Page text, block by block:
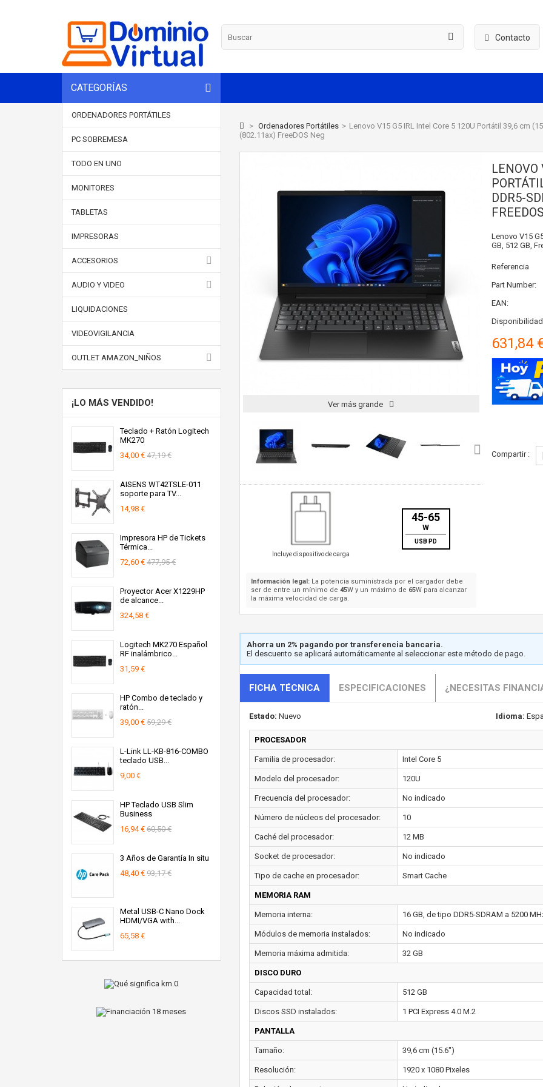
Contacto
CATEGORÍAS
ORDENADORES PORTÁTILES
PC SOBREMESA
TODO EN UNO
MONITORES
TABLETAS
IMPRESORAS
ACCESORIOS
AUDIO Y VIDEO
LIQUIDACIONES
VIDEOVIGILANCIA
OUTLET AMAZON_NIÑOS
¡LO MÁS VENDIDO!
Teclado + Ratón Logitech
MK270
34,00 € 47,19 €
AISENS WT42TSLE-011
soporte para TV...
14,98 €
Impresora HP de Tickets
Térmica...
72,60 € 477,95 €
Proyector Acer X1229HP
de alcance...
324,58 €
Logitech MK270 Español
RF inalámbrico...
31,59 €
HP Combo de teclado y
ratón...
39,00 € 59,29 €
L-Link LL-KB-816-COMBO
teclado USB...
9,00 €
HP Teclado USB Slim
Business
16,94 € 60,50 €
3 Años de Garantía In situ
48,40 € 93,17 €
Metal USB-C Nano Dock
HDMI/VGA with...
65,58 €
> Ordenadores Portátiles > Lenovo V15 G5 IRL Intel Core 5 120U Portátil 39,6 cm
(802.11ax) FreeDOS Neg
Ver más grande
Incluye dispositivo de carga
45-65
W
USB PD
Información legal:La potencia suministrada por el cargador debe
ser de entre un mínimo de 45W y un máximo de 65W para alcanzar
la máxima velocidad de carga.
DDR5-
Lenovo V15
GB, 512 GB,
Referencia
Part Number:
EAN:
631,84
Compartir :
Ahorra un 2% pagando por transferencia bancaria.
El descuento se aplicará automáticamente al seleccionar este método de pago.
FICHA TÉCNICA ESPECIFICACIONES ¿NECESITAS
Estado: Nuevo Idioma:
PROCESADOR
Familia de procesador: Intel Core 5
Modelo del procesador: 120U
Frecuencia del procesador: No indicado
Número de núcleos del procesador: 10
Caché del procesador: 12 MB
Socket de procesador: No indicado
Tipo de cache en procesador: Smart Cache
MEMORIA RAM
Memoria interna: 16 GB, de tipo DDR5-SDRAM a 5200
Módulos de memoria instalados: No indicado
Memoria máxima admitida: 32 GB
DISCO DURO
Capacidad total: 512 GB
Discos SSD instalados: 1 PCI Express 4.0 M.2
PANTALLA
Tamaño: 39,6 cm (15.6")
Resolución: 1920 x 1080 Pixeles